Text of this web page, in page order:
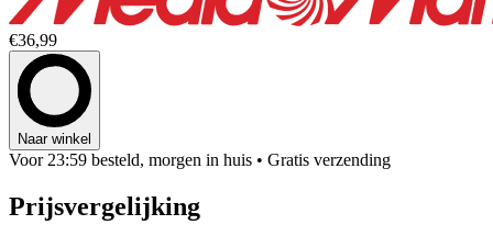
€36,99
Naar winkel
Voor 23:59 besteld, morgen in huis • Gratis verzending
Prijsvergelijking